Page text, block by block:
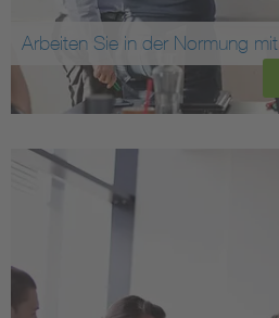
Arbeiten Sie in der Normung mit